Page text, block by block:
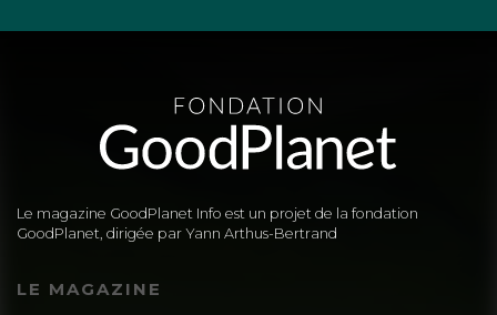
Le magazine GoodPlanet Info est un projet de la fondation
GoodPlanet, dirigée par Yann Arthus-Bertrand
LE MAGAZINE